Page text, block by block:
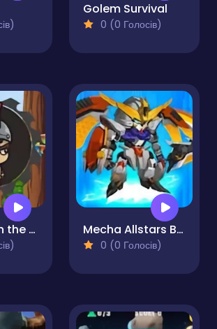
Golem Survival
0 (0 Голосів)
Kinja Run on the Wall Mecha Allstars Battle Royale
0 (0 Голосів)